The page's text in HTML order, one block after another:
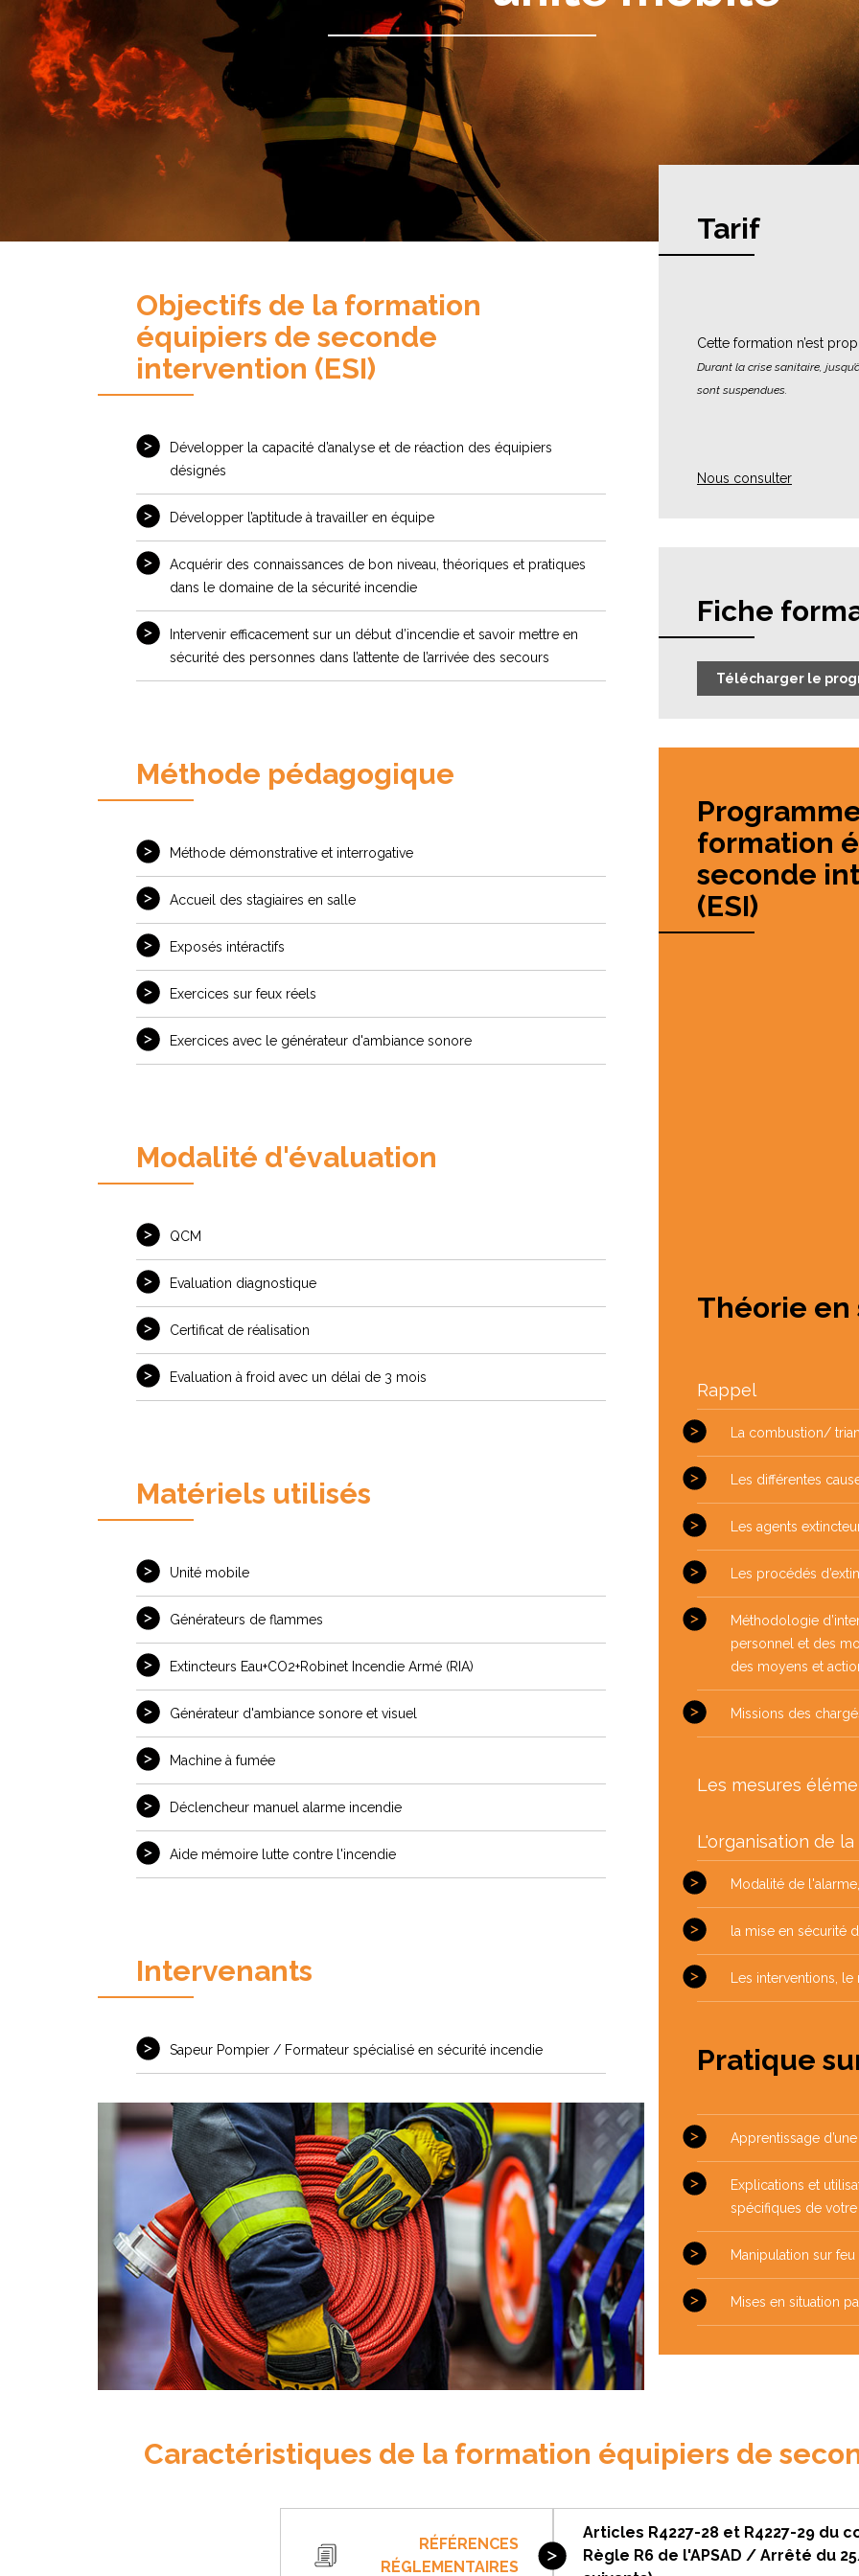
Objectifs de la formation
équipiers de seconde
intervention (ESI)
Développer la capacité d’analyse et de réaction des équipiers
désignés
Développer l’aptitude à travailler en équipe
Acquérir des connaissances de bon niveau, théoriques et pratiques
dans le domaine de la sécurité incendie
Intervenir efficacement sur un début d’incendie et savoir mettre en
sécurité des personnes dans l’attente de l’arrivée des secours
Méthode pédagogique
Méthode démonstrative et interrogative
Accueil des stagiaires en salle
Exposés intéractifs
Exercices sur feux réels
Exercices avec le générateur d'ambiance sonore
Modalité d'évaluation
QCM
Evaluation diagnostique
Certificat de réalisation
Evaluation à froid avec un délai de 3 mois
Matériels utilisés
Unité mobile
Générateurs de flammes
Extincteurs Eau+CO2+Robinet Incendie Armé (RIA)
Générateur d'ambiance sonore et visuel
Machine à fumée
Déclencheur manuel alarme incendie
Aide mémoire lutte contre l'incendie
Intervenants
Sapeur Pompier / Formateur spécialisé en sécurité incendie
Tarif
Cette formation n’est
Durant la crise sanitaire,
sont suspendues.
Nous consulter
Fiche
Télécharger le
formation
seconde
(ESI)
Théorie en
Rappel
La combustion/
Les différentes
Les agents
Les procédés
Méthodologie
personnel et des
des moyens et
Missions des
Les mesures
L'organisation de
Modalité de
la mise en sécurité
Les interventions,
Pratique
Apprentissage
Explications et
spécifiques de
Manipulation sur feu
Mises en situation
Caractéristiques de la formation équipiers de
RÉFÉRENCES
RÉGLEMENTAIRES
Articles R4227-28 et R4227-29 du
Règle R6 de l'APSAD / Arrêté du